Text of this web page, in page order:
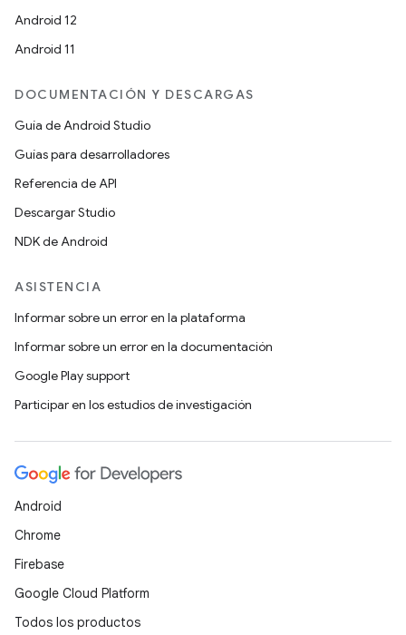
Android 12
Android 11
DOCUMENTACIÓN Y DESCARGAS
Guía de Android Studio
Guías para desarrolladores
Referencia de API
Descargar Studio
NDK de Android
ASISTENCIA
Informar sobre un error en la plataforma
Informar sobre un error en la documentación
Google Play support
Participar en los estudios de investigación
Android
Chrome
Firebase
Google Cloud Platform
Todos los productos